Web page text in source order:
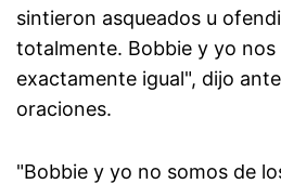
sintieron asqueados u
totalmente. Bobbie y yo nos
exactamente igual", dijo
oraciones.
"Bobbie y yo no somos de